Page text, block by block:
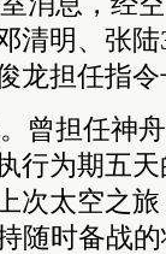
清明、张
龙担任指
曾担任神
行为期五
次太空之
随时备战